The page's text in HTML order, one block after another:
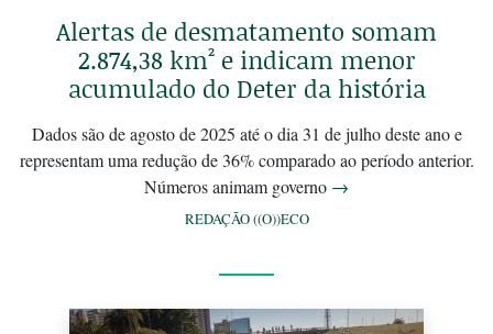
Alertas de desmatamento somam
2.874,38 km² e indicam menor
acumulado do Deter da história
Dados são de agosto de 2025 até o dia 31 de julho deste ano e
representam uma redução de 36% comparado ao período anterior.
Números animam governo →
REDAÇÃO ((O))ECO